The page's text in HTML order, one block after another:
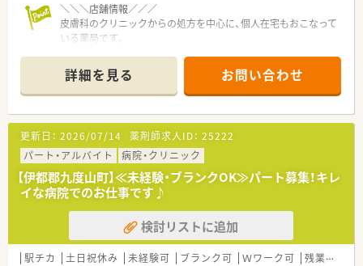
＼＼＼店舗情報／／／
皮膚科のクリニックからの処方を中心に、個人在宅もおこなって
いる薬局です。
り、休憩やお仕事帰りのお立ち寄りにも便利です。
＼＼＼こんな薬局です／／／
■和歌山市と中心に5店舗展開している地域密着型の調剤薬局で
す。
■代表は40代前半の男性で、物腰の柔らかく、何でも気軽に相談
ができる雰囲気をお持ちの方です。
薬剤師ですので、業務においての悩みや、その悩みについての
解決方法などもしっかりと相談ができます。
■5店舗すべてにおいて、地域体制加算も取れており、地域連携
薬局や健康サポート薬局としての機能もございます。
今後は在宅に力を入れていく予定です。
■当法人は「薬剤師はより対人業務へ」と考えられています。
ピッキングなどは全て事務職員に対応してもらい、薬剤師は現
詳細を見る お問い合わせ
更新日： 2026/07/14 薬剤師求人ID： 25222
パート・アルバイト
病院・クリニック
【伊都郡九度山町】≪未経験・ブランクOK≫パート募集！キレ
イな病院でのお仕事です♪
検討リストに追加
駅チカ 土日祝休み 未経験可 ブランク可 Ｗワーク可 残業なし(ほぼなし含む)